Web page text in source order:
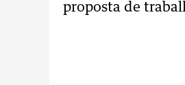
proposta de